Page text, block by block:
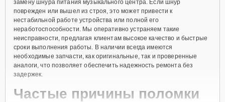
замену шнура питания музыкального центра. Если шнур
поврежден или вышел из строя, это может привести к
нестабильной работе устройства или полной его
неработоспособности. Мы оперативно устраняем такие
неисправности, предлагая клиентам высокое качество и быстрые
сроки выполнения работы. В наличии всегда имеются
необходимые запчасти, как оригинальные, так и проверенные
аналоги, что позволяет обеспечить надежность ремонта без
задержек.
Частые причины поломки